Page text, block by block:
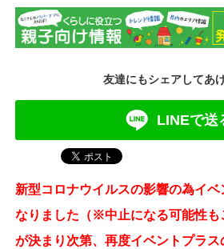
友達にもシェアしてあ
LINEで送
新型コロナウイルスの影響の為イ
なりました（※中止になる可能性も
が決まり次第、再度イベントプラ